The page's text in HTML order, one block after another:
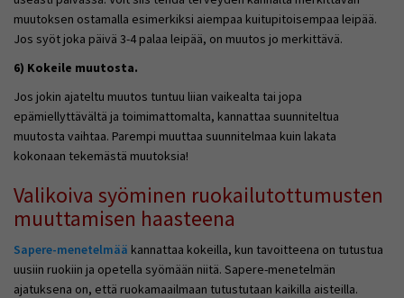
muutoksen ostamalla esimerkiksi aiempaa kuitupitoisempaa leipää.
Jos syöt joka päivä 3-4 palaa leipää, on muutos jo merkittävä.
6) Kokeile muutosta.
Jos jokin ajateltu muutos tuntuu liian vaikealta tai jopa
epämiellyttävältä ja toimimattomalta, kannattaa suunniteltua
muutosta vaihtaa. Parempi muuttaa suunnitelmaa kuin lakata
kokonaan tekemästä muutoksia!
Valikoiva syöminen ruokailutottumusten
muuttamisen haasteena
Sapere-menetelmää kannattaa kokeilla, kun tavoitteena on tutustua
uusiin ruokiin ja opetella syömään niitä. Sapere-menetelmän
ajatuksena on, että ruokamaailmaan tutustutaan kaikilla aisteilla.